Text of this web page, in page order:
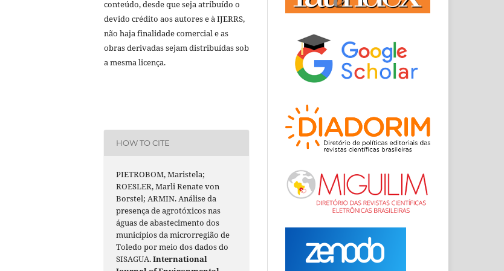
conteúdo, desde que seja atribuído o
devido crédito aos autores e à IJERRS,
não haja finalidade comercial e as
obras derivadas sejam distribuídas sob
a mesma licença.
HOW TO CITE
PIETROBOM, Maristela;
ROESLER, Marli Renate von
Borstel; ARMIN. Análise da
presença de agrotóxicos nas
águas de abastecimento dos
municípios da microrregião de
Toledo por meio dos dados do
SISAGUA.International